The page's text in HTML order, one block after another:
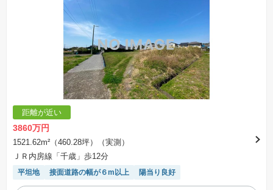
距離が近い
3860万円
1521.62m²（460.28坪）（実測）
ＪＲ内房線「千歳」歩12分
平坦地 接面道路の幅が６m以上 陽当り良好